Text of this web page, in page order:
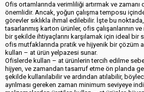
Ofis ortamlarında verimliliği artırmak ve
önemlidir. Ancak, yoğun çalışma temposu
görevler sıklıkla ihmal edilebilir. İşte bu
tasarlanmış karton ürünler, ofis çalışanlarının
bir şekilde ihtiyaçlarını karşılamak için ideal bir
ofis mutfaklarında pratik ve hijyenik bir çözüm
kullan – at ürün yelpazesi sunar.
Ofislerde kullan – at ürünlerin tercih edilme
hijyen, ve zamandan tasarruf etme ön planda
şekilde kullanılabilir ve ardından atılabilir,
ayrılması gereken zaman minimum seviyeye